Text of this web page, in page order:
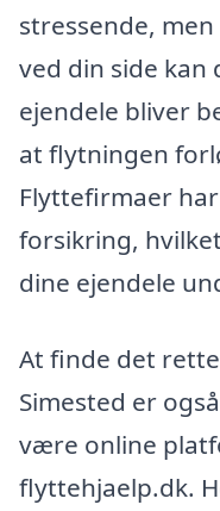
stressende,
ved din side
ejendele bliver
at flytningen
Flyttefirmaer
forsikring,
dine ejendele
At finde det
Simested er
være online
flyttehjaelp.dk.